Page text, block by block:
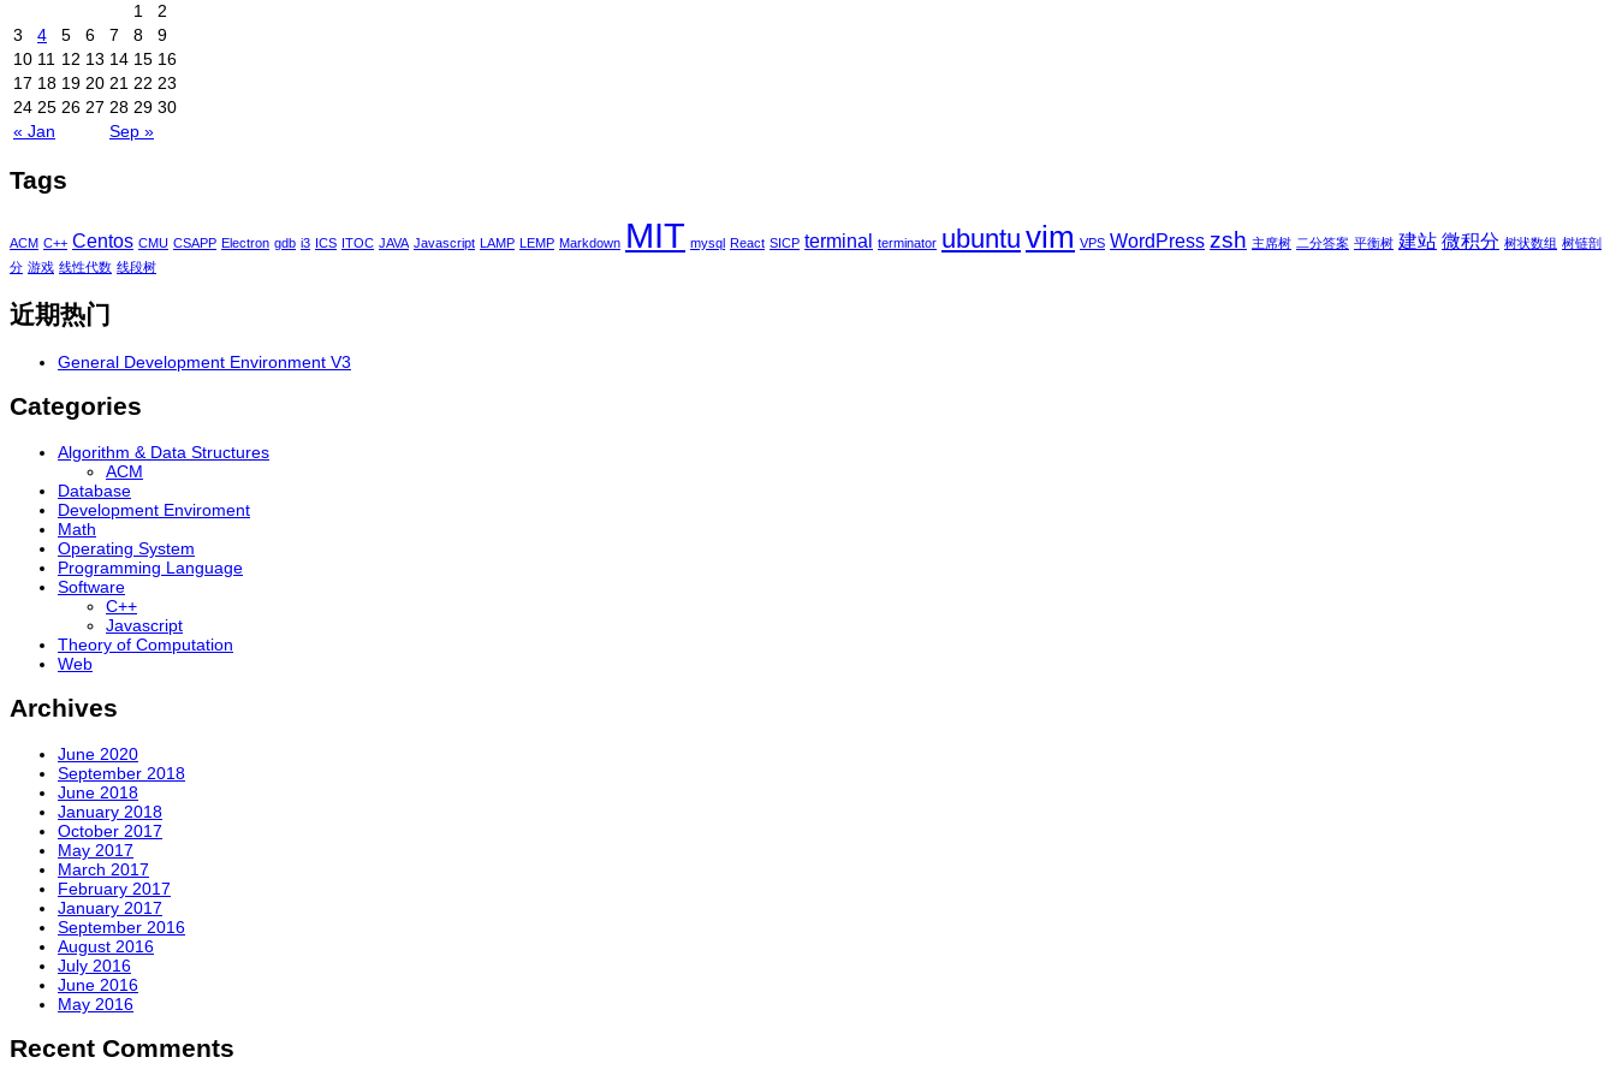
« Jan Sep »
1
2
3
4 5 6 7 8
9
10 11 12 13 14 15 16
17 18 19 20 21 22 23
24 25 26 27 28 29 30
Tags
ACM C++ Centos CMU CSAPP Electron gdb i3 ICS ITOC JAVA Javascript LAMP LEMP Markdown MIT mysql React SICP terminal terminator ubuntu vim VPS WordPress zsh 主席树 二分答案 平衡树 建站 微积分 树状数组 树链剖
分 游戏 线性代数 线段树
近期热门
General Development Environment V3
Categories
Algorithm & Data Structures
ACM
Database
Development Enviroment
Math
Operating System
Programming Language
Software
C++
Javascript
Theory of Computation
Web
Archives
June 2020
September 2018
June 2018
January 2018
October 2017
May 2017
March 2017
February 2017
January 2017
September 2016
August 2016
July 2016
June 2016
May 2016
Recent Comments